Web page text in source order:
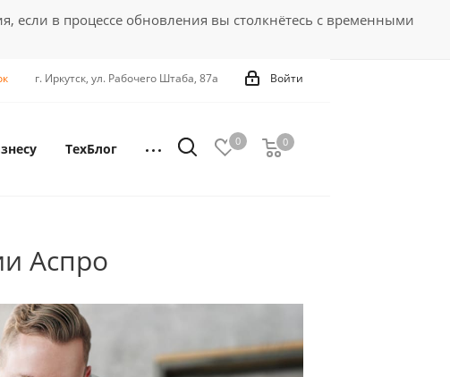
в процессе обновления вы столкнётесь с временными
Войти
г. Иркутск, ул. Рабочего Штаба, 87а
0 0
0
ТехБлог
Аспро